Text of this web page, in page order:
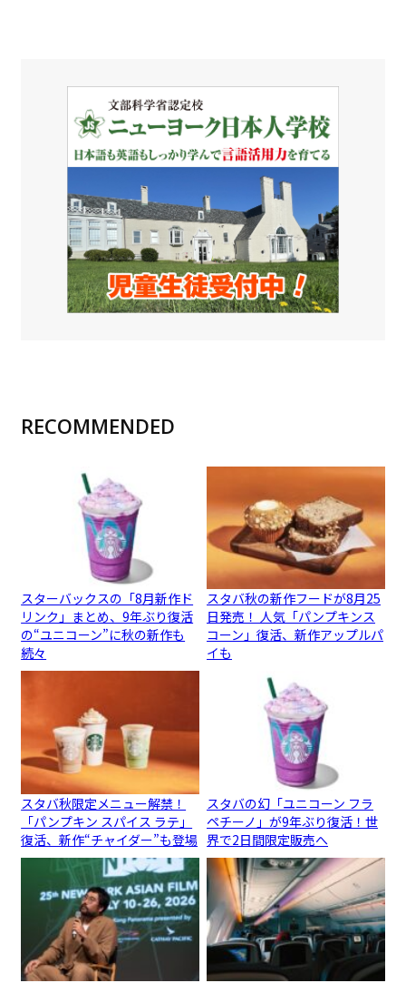
RECOMMENDED
スターバックスの「8月新作ド
リンク」まとめ、9年ぶり復活
の“ユニコーン”に秋の新作も
続々
スタバ秋の新作フードが8月25
日発売！ 人気「パンプキンス
コーン」復活、新作アップルパ
イも
スタバ秋限定メニュー解禁！
「パンプキン スパイス ラテ」
復活、新作“チャイダー”も登場
スタバの幻「ユニコーン フラ
ペチーノ」が9年ぶり復活！世
界で2日間限定販売へ